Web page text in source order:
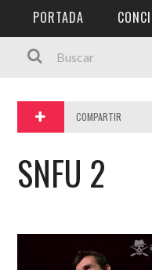
PORTADA
COMPARTIR
SNFU 2